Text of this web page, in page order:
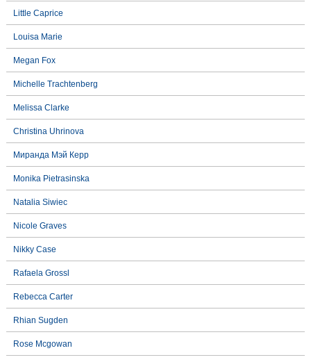
Little Caprice
Louisa Marie
Megan Fox
Michelle Trachtenberg
Melissa Clarke
Christina Uhrinova
Миранда Мэй Керр
Monika Pietrasinska
Natalia Siwiec
Nicole Graves
Nikky Case
Rafaela Grossl
Rebecca Carter
Rhian Sugden
Rose Mcgowan